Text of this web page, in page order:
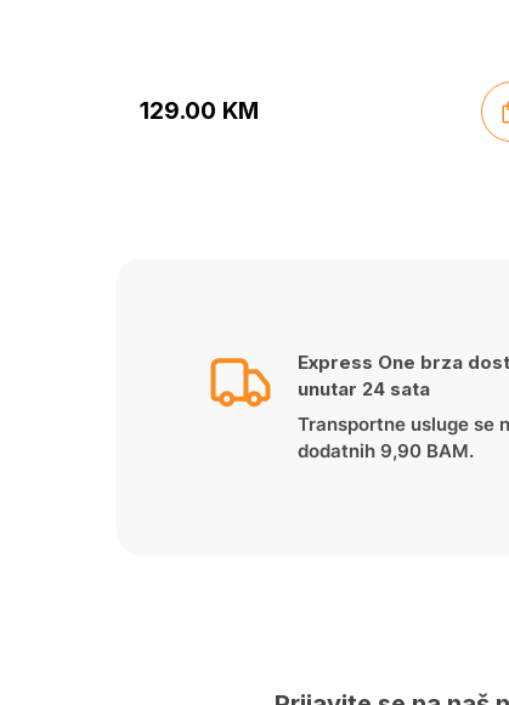
129.00 KM
Express One brza
unutar 24 sata
Transportne usluge se
dodatnih 9,90 BAM.